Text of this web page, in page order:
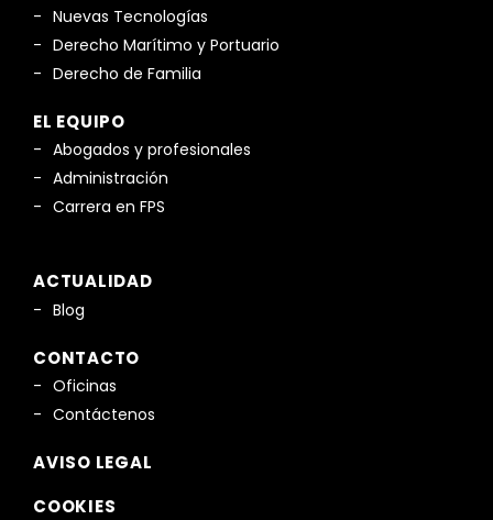
Nuevas Tecnologías
Derecho Marítimo y Portuario
Derecho de Familia
EL EQUIPO
Abogados y profesionales
Administración
Carrera en FPS
ACTUALIDAD
Blog
CONTACTO
Oficinas
Contáctenos
AVISO LEGAL
COOKIES